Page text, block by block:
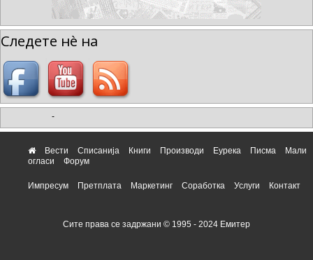
Следете нè на
-
Вести Списанија Книги Производи Еурека Писма
Мали
огласи
Форум
Импресум Претплата Маркетинг Соработка Услуги Контакт
Сите права се задржани © 1995 - 2024 Емитер